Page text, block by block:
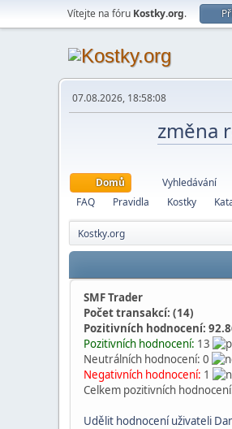
Vítejte na fóru Kostky.org.
07.08.2026, 18:58:08
změna
Domů Vyhledávání
FAQ
Pravidla Kostky
Kostky.org
SMF Trader
Počet transakcí: (14)
Pozitivních hodnocení:
Pozitivních hodnocení: 13
Neutrálních hodnocení: 0
Negativních hodnocení: 1
Celkem pozitivních
Udělit hodnocení uživateli